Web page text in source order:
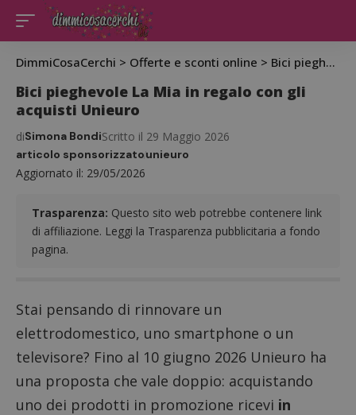
DimmiCosaCerchi > Offerte e sconti online > Bici pieghevole La Mia in regalo con gli acquisti Unieuro
Bici pieghevole La Mia in regalo con gli
acquisti Unieuro
Aggiornato il: 29/05/2026
diSimona BondiScritto il 29 Maggio 2026
articolo sponsorizzatounieuro
Trasparenza: Questo sito web potrebbe contenere link
di affiliazione. Leggi la Trasparenza pubblicitaria a fondo
pagina.
Stai pensando di rinnovare un
elettrodomestico, uno smartphone o un
televisore? Fino al 10 giugno 2026 Unieuro ha
una proposta che vale doppio: acquistando
uno dei prodotti in promozione ricevi in